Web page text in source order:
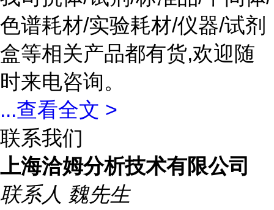
色谱耗材/实验耗材/仪器/试剂
盒等相关产品都有货,欢迎随
时来电咨询。
...查看全文 >
联系我们
上海洽姆分析技术有限公司
联系人 魏先生